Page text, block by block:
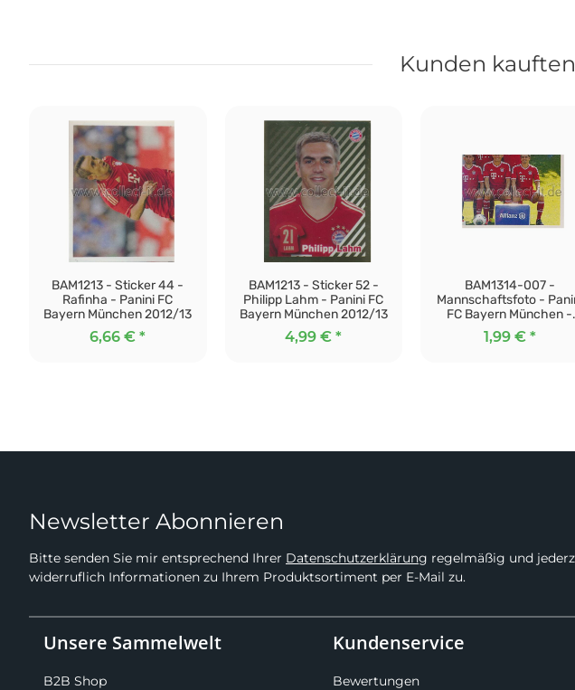
Kunden
BAM1213 - Sticker 44 -
Rafinha - Panini FC
Bayern München 2012/13
6,66 €*
BAM1213 - Sticker 52 -
Philipp Lahm - Panini FC
Bayern München 2012/13
4,99 €*
BAM1314-007 -
Mannschaftsfoto -
FC Bayern München -
Stickerkollektion 2013/14
1,99 € *
Newsletter Abonnieren
Bitte senden Sie mir entsprechend Ihrer Datenschutzerklärung regelmäßig und
widerruflich Informationen zu Ihrem Produktsortiment per E-Mail zu.
Unsere Sammelwelt
B2B Shop
Kundenservice
Bewertungen